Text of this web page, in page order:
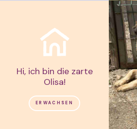
Hi, ich bin die zarte
Olisa!
ERWACHSEN